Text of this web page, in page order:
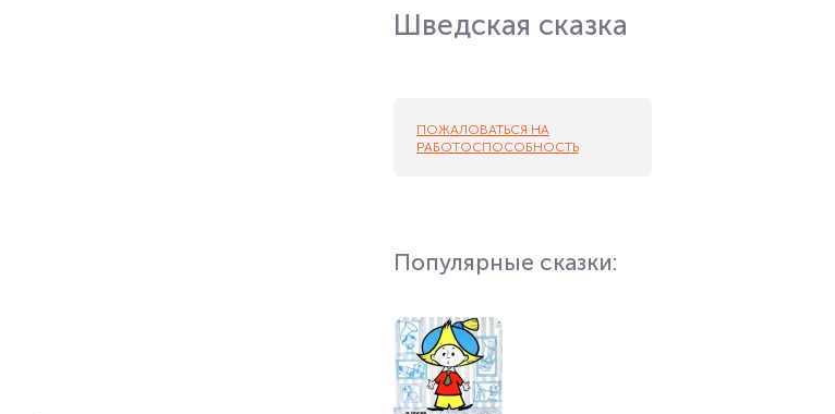
Шведская сказка
ПОЖАЛОВАТЬСЯ НА
РАБОТОСПОСОБНОСТЬ
Популярные сказки: